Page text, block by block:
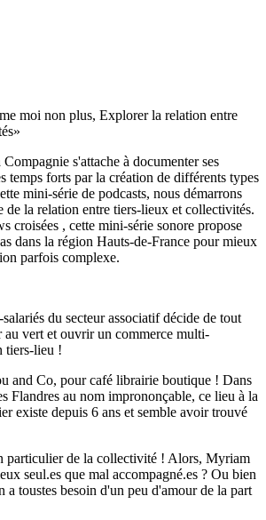
moi non plus, Explorer la relation entre
s'attache à documenter ses
temps forts par la création de différents types
mini-série de podcasts, nous démarrons
de la relation entre tiers-lieux et collectivités.
croisées , cette mini-série sonore propose
dans la région Hauts-de-France pour mieux
parfois complexe.
du secteur associatif décide de tout
au vert et ouvrir un commerce multi-
tiers-lieu !
and Co, pour café librairie boutique ! Dans
Flandres au nom imprononçable, ce lieu à la
existe depuis 6 ans et semble avoir trouvé
particulier de la collectivité ! Alors, Myriam
seul.es que mal accompagné.es ? Ou bien
a toustes besoin d'un peu d'amour de la part